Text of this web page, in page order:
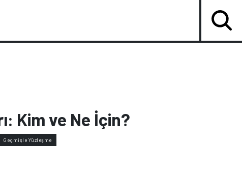
Kim ve Ne İçin?
Geçmişle Yüzleşme